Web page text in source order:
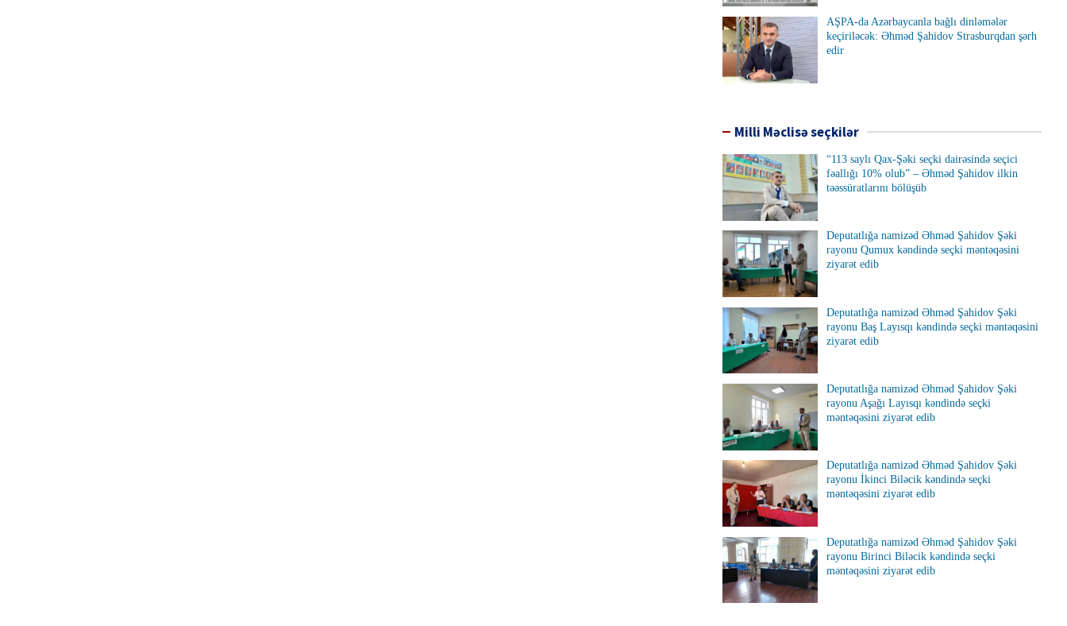
AŞPA-da Azərbaycanla bağlı dinləmələr
keçiriləcək: Əhməd Şahidov Strasburqdan şərh
edir
Milli Məclisə seçkilər
“113 saylı Qax-Şəki seçki dairəsində seçici
fəallığı 10% olub” – Əhməd Şahidov ilkin
təəssüratlarını bölüşüb
Deputatlığa namizəd Əhməd Şahidov Şəki
rayonu Qumux kəndində seçki məntəqəsini
ziyarət edib
Deputatlığa namizəd Əhməd Şahidov Şəki
rayonu Baş Layısqı kəndində seçki məntəqəsini
ziyarət edib
Deputatlığa namizəd Əhməd Şahidov Şəki
rayonu Aşağı Layısqı kəndində seçki
məntəqəsini ziyarət edib
Deputatlığa namizəd Əhməd Şahidov Şəki
rayonu İkinci Biləcik kəndində seçki
məntəqəsini ziyarət edib
Deputatlığa namizəd Əhməd Şahidov Şəki
rayonu Birinci Biləcik kəndində seçki
məntəqəsini ziyarət edib